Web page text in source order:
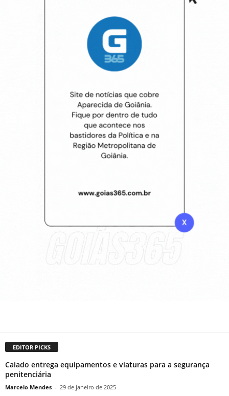
EDITOR PICKS
Caiado entrega equipamentos e viaturas para a segurança
penitenciária
Marcelo Mendes - 29 de janeiro de 2025